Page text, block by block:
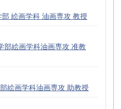
絵画学科 油画専攻 教授
部絵画学科油画専攻 准教
絵画学科油画専攻 助教授